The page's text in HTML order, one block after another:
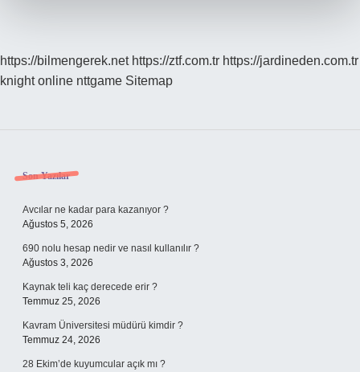
https://bilmengerek.net https://ztf.com.tr https://jardineden.com.tr
knight online nttgame Sitemap
Sidebar
Son Yazılar
Avcılar ne kadar para kazanıyor ?
Ağustos 5, 2026
690 nolu hesap nedir ve nasıl kullanılır ?
Ağustos 3, 2026
Kaynak teli kaç derecede erir ?
Temmuz 25, 2026
Kavram Üniversitesi müdürü kimdir ?
Temmuz 24, 2026
28 Ekim’de kuyumcular açık mı ?